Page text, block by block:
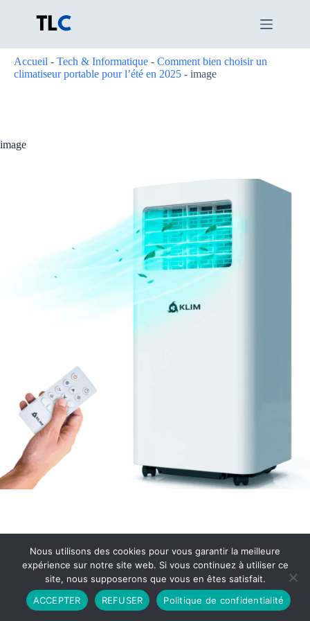
Accueil - Tech & Informatique - Comment bien choisir un
climatiseur portable pour l’été en 2025 - image
image
Partenariat Contact
Politique de Confidentialité
CGU
Copyright © 2026 - Propulsé par DIEUDUDIABLE
Nous utilisons des cookies pour vous garantir la meilleure
expérience sur notre site web. Si vous continuez à utiliser ce
site, nous supposerons que vous en êtes satisfait.
ACCEPTER
REFUSER Politique de confidentialité